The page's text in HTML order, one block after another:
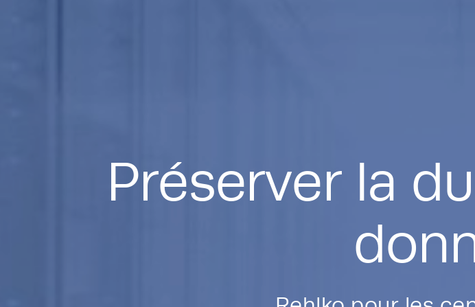
Préserver la